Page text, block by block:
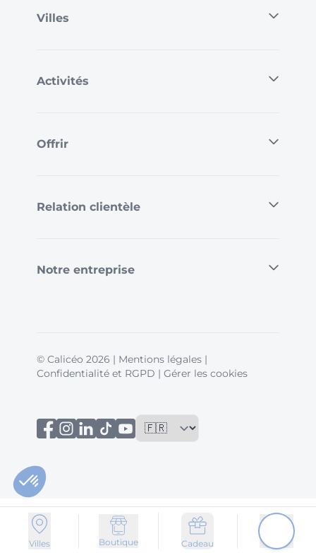
Villes Boutique Cadeau
Villes
Activités
Offrir
Relation clientèle
Notre entreprise
© Calicéo 2026 | Mentions légales |
Confidentialité et RGPD | Gérer les cookies